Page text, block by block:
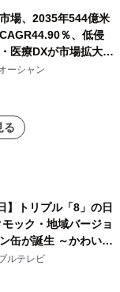
場、2035年544億米
％、低侵
医療DXが市場拡大を
ーシャン
る
】トリプル「8」の日
ック・地域バージョ
缶が誕生 ～かわいい
田の四季と名所を巡
月1日(火)秋田県内で
ルテレビ